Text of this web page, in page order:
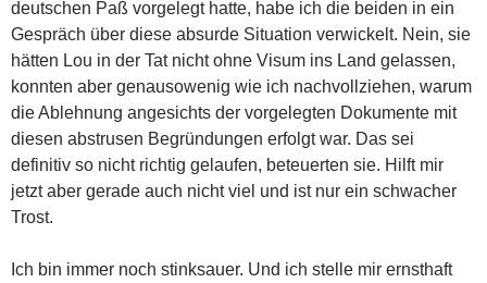
deutschen Paß vorgelegt hatte, habe ich die beiden in ein
Gespräch über diese absurde Situation verwickelt. Nein, sie
hätten Lou in der Tat nicht ohne Visum ins Land gelassen,
konnten aber genausowenig wie ich nachvollziehen, warum
die Ablehnung angesichts der vorgelegten Dokumente mit
diesen abstrusen Begründungen erfolgt war. Das sei
definitiv so nicht richtig gelaufen, beteuerten sie. Hilft mir
jetzt aber gerade auch nicht viel und ist nur ein schwacher
Trost.
Ich bin immer noch stinksauer. Und ich stelle mir ernsthaft